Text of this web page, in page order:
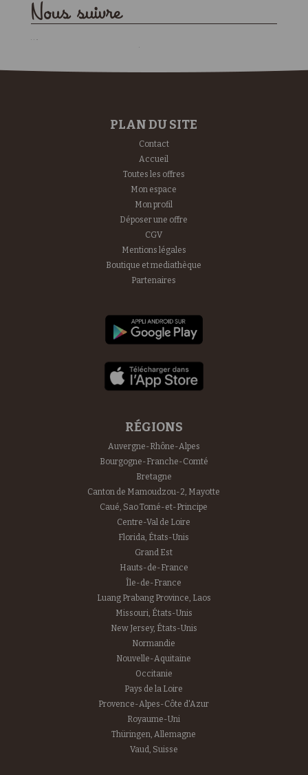
Nous suivre
PLAN DU SITE
Contact
Accueil
Toutes les offres
Mon espace
Mon profil
Déposer une offre
CGV
Mentions légales
Boutique et mediathèque
Partenaires
RÉGIONS
Auvergne-Rhône-Alpes
Bourgogne-Franche-Comté
Bretagne
Canton de Mamoudzou-2, Mayotte
Caué, Sao Tomé-et-Principe
Centre-Val de Loire
Florida, États-Unis
Grand Est
Hauts-de-France
Île-de-France
Luang Prabang Province, Laos
Missouri, États-Unis
New Jersey, États-Unis
Normandie
Nouvelle-Aquitaine
Occitanie
Pays de la Loire
Provence-Alpes-Côte d'Azur
Royaume-Uni
Thüringen, Allemagne
Vaud, Suisse